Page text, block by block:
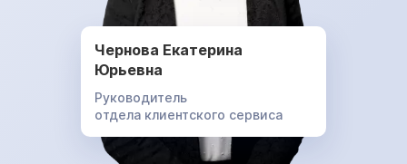
Чернова Екатерина
Юрьевна
Руководитель
отдела клиентского сервиса